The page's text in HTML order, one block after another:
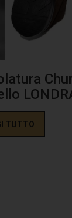
TUTTO